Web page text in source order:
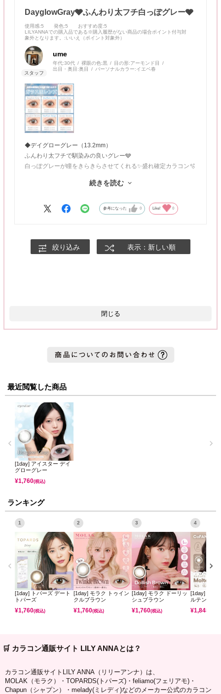
DayglowGray🩶ふんわり太フチ白っぽグレー🩶
使用感:5 発色:5 おすすめ度:5
LILYANNAでの購入品である※購入履歴がない商品の場合ポイント付与対
象外となります。
:いいえ（ポイント対象外）
ume
年代:30代 裸眼の色:黒 目の形:アーモンド目
出目・奥目:奥目 パーソナルカラー:イエベ春
◆デイグローグレー（13.2mm）
ふんわり太フチで馴染みの良いグレー🩶
白っぽグレーが瞳をきらきらさせてくれる✨盛れ確定カラコン🫧
◆デイグローブラウン（13.2mm）
体感直径13.3mmで大きすぎず普段使いもしやすい◎
細フチ艶っぽグレーが韓国お姉さんにしてくれる！
デイグローグレーよりダークなグレーのお色でどんなシーンでも
抜け感のあるお姉さんっぽい目元に👼
しっかり太フチ水光グレー！ブルーっぽいチャコールっぽいグレ
す！
◆アイコニックブラウン（13.6mm）
しっかり太フチ水光ブラウン！ハイライトは白みのあるベージュ
のお色🐿️
グレーよりさらに光を取りこんでくれて、舞台上でスポットライ
トを浴びているような輝き🏆
続きを読む
参考になった 0 Like! 0
絞り込み 表示：新しい順
閉じる
最近閲覧した商品
[1day] アイスター デイ
グローグレー
¥1,760(税込)
ランキング
1
[1day] トパーズ デート
トパーズ
¥1,760(税込)
2
[1day] モラク トゥイン
クルブラウン
¥1,760(税込)
3
[1day] モラク ドーリッ
シュブラウン
¥1,760(税込)
4
[1day] コフ
ルテンパフ
¥1,848
🛒 カラコン通販サイト LILY ANNAとは？
カラコン通販サイトLILY ANNA（リリーアンナ）は、
MOLAK（モラク）・TOPARDS(トパーズ)・feliamo(フェリアモ)・
Chapun（シャプン）・melady(ミレディ)などのメーカー公式のカラコン